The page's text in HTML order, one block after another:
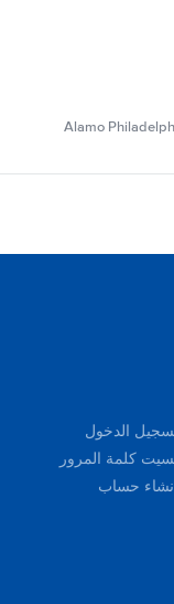
Alamo
الدخول
كلمة المرور
حساب